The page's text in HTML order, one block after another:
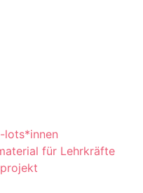
lots*innen
für Lehrkräfte